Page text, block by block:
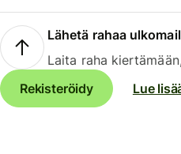
Lähetä rahaa
Laita raha
Rekisteröidy
Lue